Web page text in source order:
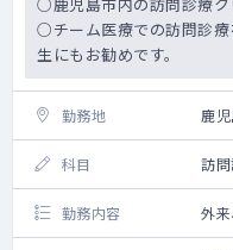
○チーム医療での訪問診療
生にもお勧めです。
勤務地 鹿
科目 訪
勤務内容 外